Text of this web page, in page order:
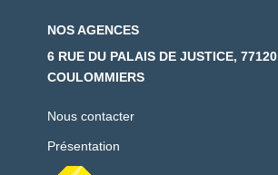
NOS AGENCES
6 RUE DU PALAIS DE JUSTICE, 77120
COULOMMIERS
Nous contacter
Présentation